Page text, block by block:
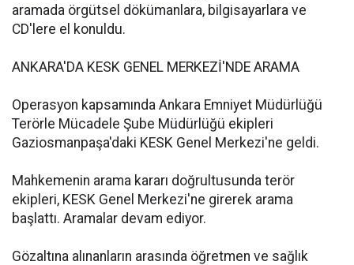
aramada örgütsel dökümanlara, bilgisayarlara ve
CD'lere el konuldu.
ANKARA'DA KESK GENEL MERKEZİ'NDE ARAMA
Operasyon kapsamında Ankara Emniyet Müdürlüğü
Terörle Mücadele Şube Müdürlüğü ekipleri
Gaziosmanpaşa'daki KESK Genel Merkezi'ne geldi.
Mahkemenin arama kararı doğrultusunda terör
ekipleri, KESK Genel Merkezi'ne girerek arama
başlattı. Aramalar devam ediyor.
Gözaltına alınanların arasında öğretmen ve sağlık